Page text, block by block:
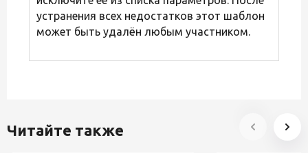
устранения всех недостатков этот шаблон
может быть удалён любым участником.
Читайте также